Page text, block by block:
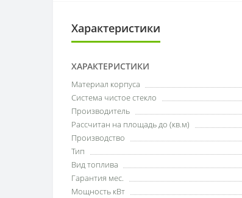
Характеристики
ХАРАКТЕРИСТИКИ
Материал корпуса
Система чистое стекло
Производитель
Рассчитан на площадь до (кв.м)
Производство
Тип
Вид топлива
Гарантия мес.
Мощность кВт